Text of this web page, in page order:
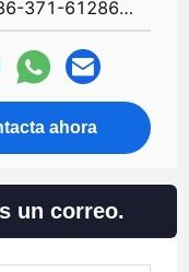
86-371-61286032
ahora
un correo.